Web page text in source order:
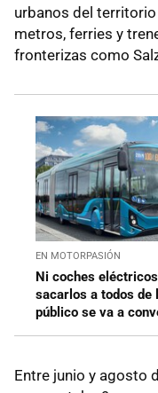
urbanos del
metros, ferries y
fronterizas como
EN MOTORPASIÓN
Ni coches
sacarlos a todos de
público se va a
Entre junio y agosto